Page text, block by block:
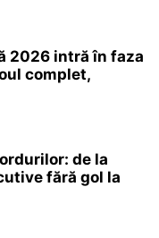
2026 intră în faza
complet,
de la
fără gol la